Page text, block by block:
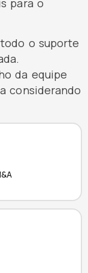
para o
o suporte
da equipe
considerando